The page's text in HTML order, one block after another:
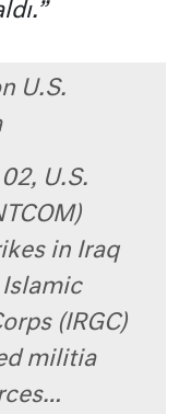
U.S.
U.S.
in Iraq
Islamic
(IRGC)
militia